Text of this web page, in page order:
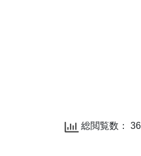
総閲覧数：